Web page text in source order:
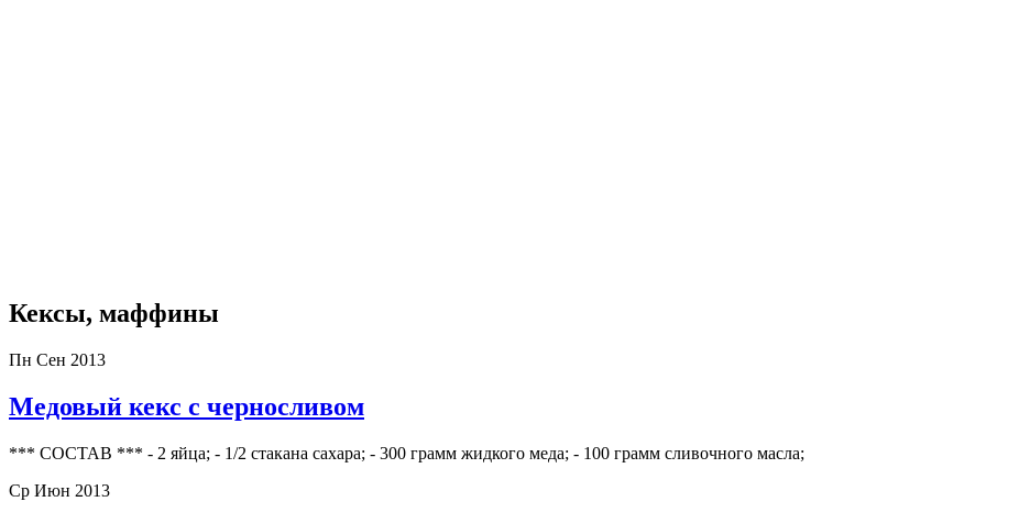
Кексы, маффины
Пн Сен 2013
Медовый кекс с черносливом
*** СОСТАВ *** - 2 яйца; - 1/2 стакана сахара; - 300 грамм жидкого меда; - 100 грамм сливочного масла;
Ср Июн 2013